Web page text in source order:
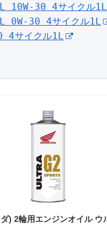
10W-30 4サイクル1L
0W-30 4サイクル1L
4サイクル1L
) 2輪用エンジンオイル ウ